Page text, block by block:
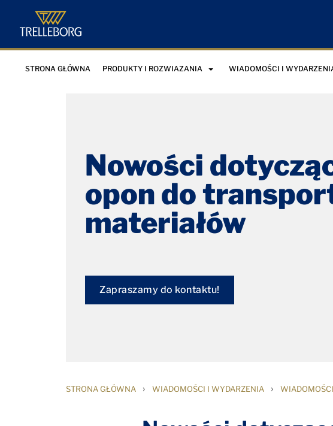
STRONA GŁÓWNA PRODUKTY I ROZWIAZANIA WIADOMOŚCI I
Nowości
opon do
materiałów
Zapraszamy do kontaktu!
STRONA GŁÓWNA › WIADOMOŚCI I WYDARZENIA › WIADOMOŚCI